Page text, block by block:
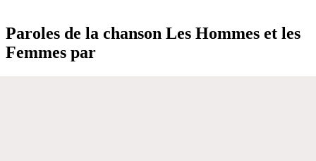
Paroles de la chanson Les Hommes et les
Femmes par